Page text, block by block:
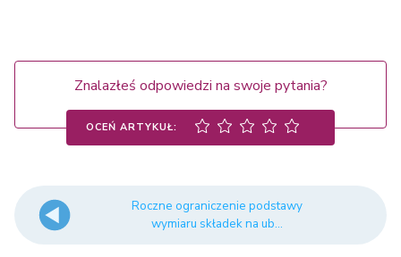
Znalazłeś odpowiedzi na swoje pytania?
OCEŃ ARTYKUŁ:
Roczne ograniczenie podstawy
wymiaru składek na ub...